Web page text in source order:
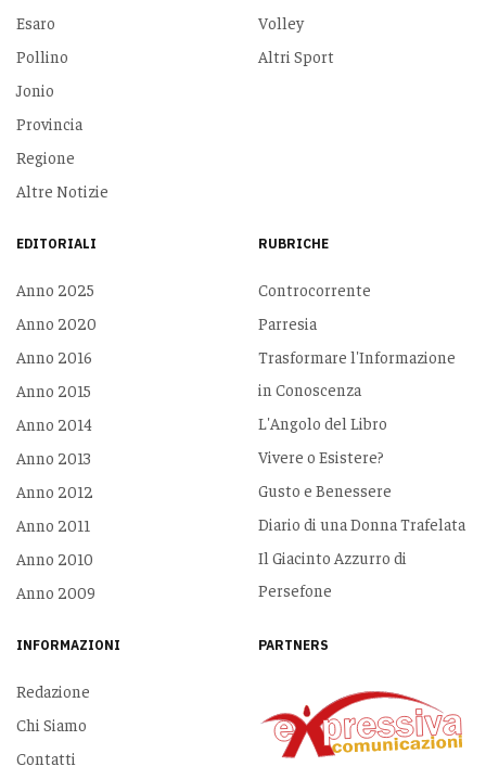
Esaro
Pollino
Jonio
Provincia
Regione
Altre Notizie
Volley
Altri Sport
EDITORIALI
Anno 2025
Anno 2020
Anno 2016
Anno 2015
Anno 2014
Anno 2013
Anno 2012
Anno 2011
Anno 2010
Anno 2009
RUBRICHE
Controcorrente
Parresia
Trasformare l'Informazione
in Conoscenza
L'Angolo del Libro
Vivere o Esistere?
Gusto e Benessere
Diario di una Donna Trafelata
Il Giacinto Azzurro di
Persefone
INFORMAZIONI
Redazione
Chi Siamo
Contatti
PARTNERS